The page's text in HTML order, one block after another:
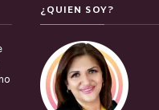
¿QUIEN SOY?